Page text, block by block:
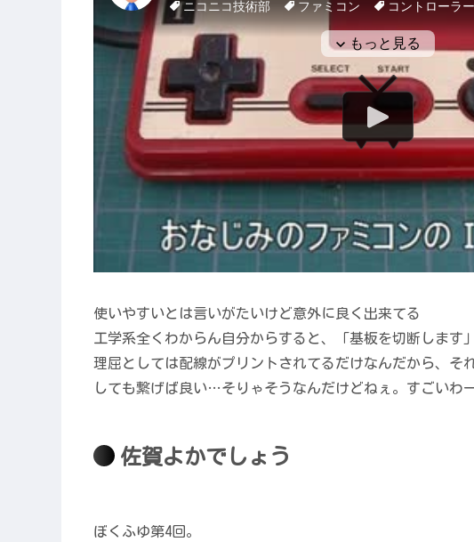
使いやすいとは言いがたいけど意外に良く出来てる
工学系全くわからん自分からすると、「基板を切断します
理屈としては配線がプリントされてるだけなんだから、そ
しても繋げば良い…そりゃそうなんだけどねぇ。すごいわ
佐賀よかでしょう
ぼくふゆ第4回。